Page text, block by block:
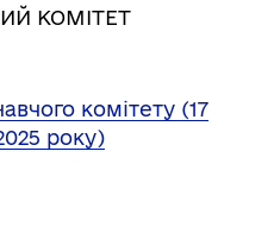
КОМІТЕТ
комітету (17
року)